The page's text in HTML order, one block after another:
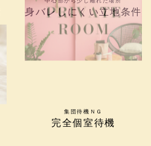
身バレしにくい立地条件
集団待機ＮＧ
完全個室待機